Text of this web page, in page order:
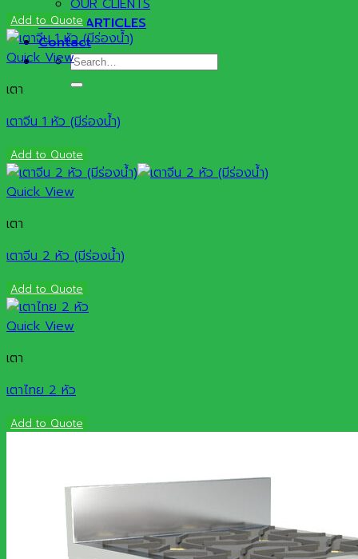
OUR CLIENTS
NEWS&ARTICLES
Contact
Search
for:
Add to Quote
Quick View
เตา
เตาจีน 1 หัว (มีร่องน้ำ)
Add to Quote
Quick View
เตา
เตาจีน 2 หัว (มีร่องน้ำ)
Add to Quote
Quick View
เตา
เตาไทย 2 หัว
Add to Quote